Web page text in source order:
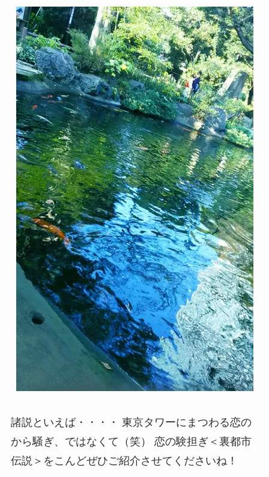
諸説といえば・・・・ 東京タワーにまつわる恋の
から騒ぎ、ではなくて（笑） 恋の験担ぎ＜裏都市
伝説＞をこんどぜひご紹介させてくださいね！